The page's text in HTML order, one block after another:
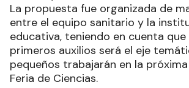
La propuesta fue organizada de
entre el equipo sanitario y la
educativa, teniendo en cuenta
primeros auxilios será el eje
pequeños trabajarán en la
Feria de Ciencias.